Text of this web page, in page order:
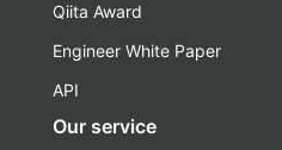
Qiita Award
Engineer White Paper
API
Our service